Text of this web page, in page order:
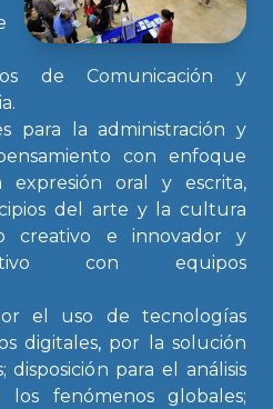
de Comunicación y
para la administración y
con enfoque
oral y escrita,
del arte y la cultura
creativo e innovador y
con equipos
el uso de tecnologías
digitales, por la solución
disposición para el análisis
fenómenos globales;